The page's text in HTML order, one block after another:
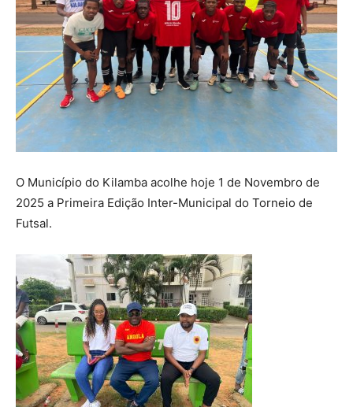
O Município do Kilamba acolhe hoje 1 de Novembro de
2025 a Primeira Edição Inter-Municipal do Torneio de
Futsal.